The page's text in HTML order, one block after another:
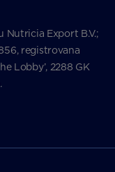
Nutricia Export B.V.;
registrovana
Lobby’, 2288 GK